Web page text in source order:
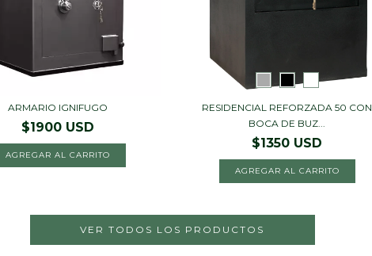
ARMARIO IGNIFUGO
$1900 USD
AGREGAR AL CARRITO
RESIDENCIAL REFORZADA 50 CON
BOCA DE BUZ...
$1350 USD
AGREGAR AL CARRITO
VER TODOS LOS PRODUCTOS